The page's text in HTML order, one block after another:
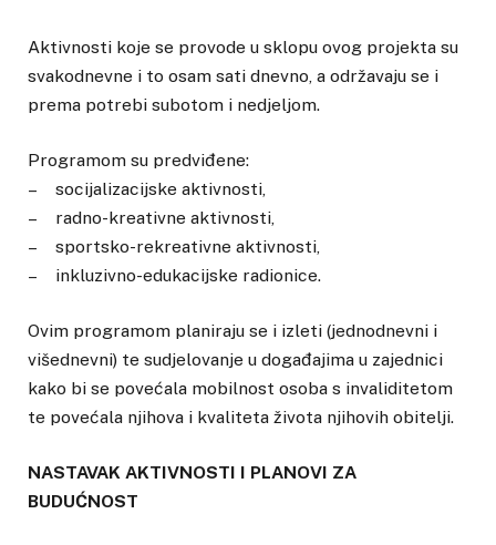
Aktivnosti koje se provode u sklopu ovog projekta su
svakodnevne i to osam sati dnevno, a održavaju se i
prema potrebi subotom i nedjeljom.
Programom su predviđene:
– socijalizacijske aktivnosti,
– radno-kreativne aktivnosti,
– sportsko-rekreativne aktivnosti,
– inkluzivno-edukacijske radionice.
Ovim programom planiraju se i izleti (jednodnevni i
višednevni) te sudjelovanje u događajima u zajednici
kako bi se povećala mobilnost osoba s invaliditetom
te povećala njihova i kvaliteta života njihovih obitelji.
NASTAVAK AKTIVNOSTI I PLANOVI ZA
BUDUĆNOST